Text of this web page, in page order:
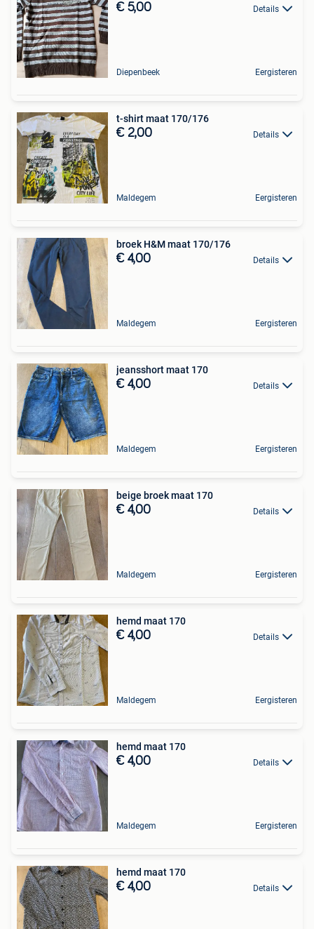
€ 5,00 Details
Diepenbeek Eergisteren
t-shirt maat 170/176
€ 2,00 Details
Maldegem Eergisteren
broek H&M maat 170/176
€ 4,00 Details
Maldegem Eergisteren
jeansshort maat 170
€ 4,00 Details
Maldegem Eergisteren
beige broek maat 170
€ 4,00 Details
Maldegem Eergisteren
hemd maat 170
€ 4,00 Details
Maldegem Eergisteren
hemd maat 170
€ 4,00 Details
Maldegem Eergisteren
hemd maat 170
€ 4,00 Details